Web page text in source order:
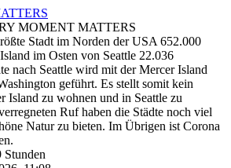
MOMENT MATTERS
Stadt im Norden der USA 652.000
im Osten von Seattle 22.036
nach Seattle wird mit der Mercer Island
geführt. Es stellt somit kein
Island zu wohnen und in Seattle zu
Ruf haben die Städte noch viel
Natur zu bieten. Im Übrigen ist Corona
Stunden